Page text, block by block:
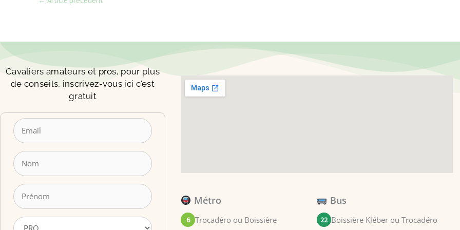
Cavaliers amateurs et pros, pour plus
de conseils, inscrivez-vous ici c'est
gratuit
Métro
6 Trocadéro ou Boissière
Bus
22 Boissière Kléber ou Trocadéro